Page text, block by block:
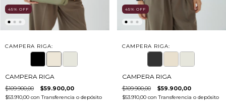
45% OFF
CAMPERA RIGA:
CAMPERA RIGA
$109.900,00 $59.900,00
$53.910,00 con Transferencia o depósito
45% OFF
CAMPERA RIGA:
CAMPERA RIGA
$109.900,00 $59.900,00
$53.910,00 con Transferencia o depósito